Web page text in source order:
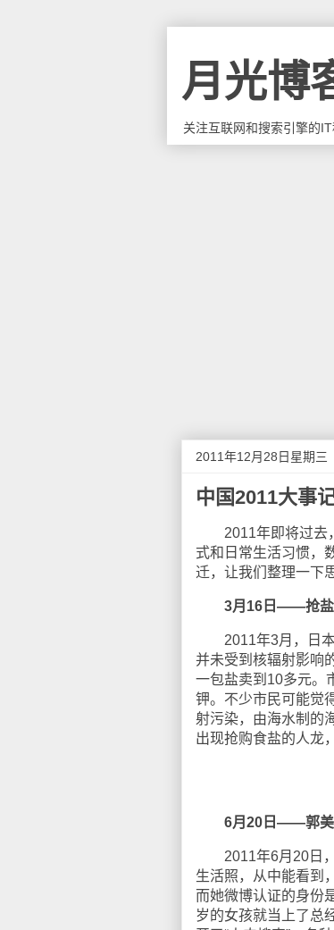
月光博
关注互联网和搜索引擎的
2011年12月28日星期三
中国2011大事
2011年即将过去，
式和日常生活习惯，
迁，让我们整理一下
3月16日——抢盐
2011年3月，日本
并未受到核辐射影响
一包盐卖到10多元。
钾。不少市民可能觉
射污染，由海水制的
出现抢购食盐的人龙
6月20日——郭美
2011年6月20日，
生活照，从中能看到
而她微博认证的身份
岁的女孩就当上了总